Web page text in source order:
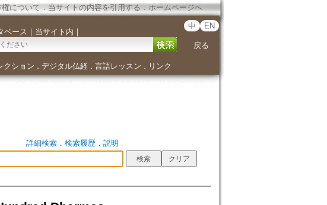
権について．当サイトの内容を引用する ． ホームページへ
ベース ｜ 当サイト内 ｜
中 EN
戻る
クション ． デジタル仏経． 言語レッスン ． リンク
詳細検索． 検索履歴． 説明